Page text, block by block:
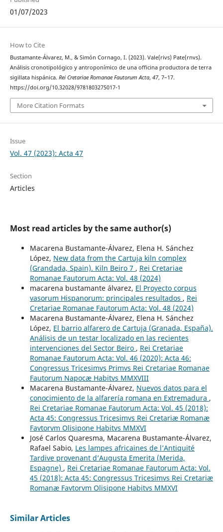
01/07/2023
How to Cite
Bustamante-Álvarez, M., & Simón Cornago, I. (2023). Vale(rivs) Pate(rnvs).
Análisis cronotipológico y antroponímico de una officina productora de terra
sigillata hispánica. Rei Cretariae Romanae Fautorum Acta, 47, 7–17.
https://doi.org/10.32028/9781803275017-1
More Citation Formats
Issue
Vol. 47 (2023): Acta 47
Section
Articles
Most read articles by the same author(s)
Macarena Bustamante-Álvarez, Elena H. Sánchez
López, New data from the Cartuja kiln complex
(Grandada, Spain). Kiln Beiro 7 , Rei Cretariae
Romanae Fautorum Acta: Vol. 48 (2024)
macarena bustamante álvarez, El Proyecto corpus
vasorum Hispanorum: principales resultados , Rei
Cretariae Romanae Fautorum Acta: Vol. 48 (2024)
Macarena Bustamante-Álvarez, Elena H. Sánchez
López, El barrio alfarero de Cartuja (Granada, España).
Análisis de un testar localizado en las recientes
intervenciones del Sector Beiro , Rei Cretariae
Romanae Fautorum Acta: Vol. 46 (2020): Acta 46:
Congressus Tricesimvs Primvs Rei Cretariae Romanae
Fautorum Napocæ Habitvs MMXVIII
Macarena Bustamante-Álvarez, Nuevos datos para el
conocimiento de la alfarería romana en Extremadura ,
Rei Cretariae Romanae Fautorum Acta: Vol. 45 (2018):
Acta 45: Congressus Tricesimvs Rei Cretariæ Romanæ
Favtorvm Olisipone Habitvs MMXVI
José Carlos Quaresma, Macarena Bustamante-Álvarez,
Rafael Sabio, Les lampes africaines de l’Antiquité
Tardive provenant d’Augusta Emerita (Merida,
Espagne) , Rei Cretariae Romanae Fautorum Acta: Vol.
45 (2018): Acta 45: Congressus Tricesimvs Rei Cretariæ
Romanæ Favtorvm Olisipone Habitvs MMXVI
Similar Articles